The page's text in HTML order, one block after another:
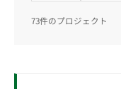
73件のプロジェクト